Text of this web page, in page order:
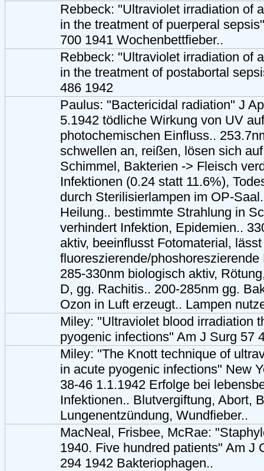
Rebbeck: "Ultraviolet irradiation of
in the treatment of puerperal
700 1941 Wochenbettfieber..
Rebbeck: "Ultraviolet irradiation of
in the treatment of postabortal
486 1942
Paulus: "Bactericidal radiation" J
5.1942 tödliche Wirkung von UV
photochemischen Einfluss..
schwellen an, reißen, lösen sich
Schimmel, Bakterien -> Fleisch
Infektionen (0.24 statt 11.6%),
durch Sterilisierlampen im OP-
Heilung.. bestimmte Strahlung in
verhindert Infektion, Epidemien..
aktiv, beeinflusst Fotomaterial, lässt
fluoreszierende/
285-330nm biologisch aktiv,
D, gg. Rachitis.. 200-285nm gg.
Ozon in Luft erzeugt.. Lampen
Miley: "Ultraviolet blood irradiation
pyogenic infections" Am J Surg 57
Miley: "The Knott technique of
in acute pyogenic infections" New
38-46 1.1.1942 Erfolge bei
Infektionen.. Blutvergiftung, Abort,
Lungenentzündung, Wundfieber..
MacNeal, Frisbee, McRae:
1940. Five hundred patients" Am J
294 1942 Bakteriophagen..